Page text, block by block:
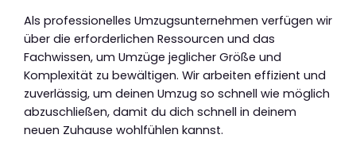
Als professionelles Umzugsunternehmen verfügen wir
über die erforderlichen Ressourcen und das
Fachwissen, um Umzüge jeglicher Größe und
Komplexität zu bewältigen. Wir arbeiten effizient und
zuverlässig, um deinen Umzug so schnell wie möglich
abzuschließen, damit du dich schnell in deinem
neuen Zuhause wohlfühlen kannst.